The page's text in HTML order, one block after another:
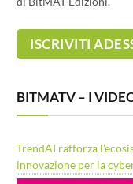
BITMATV – I
TrendAI rafforza
innovazione per la